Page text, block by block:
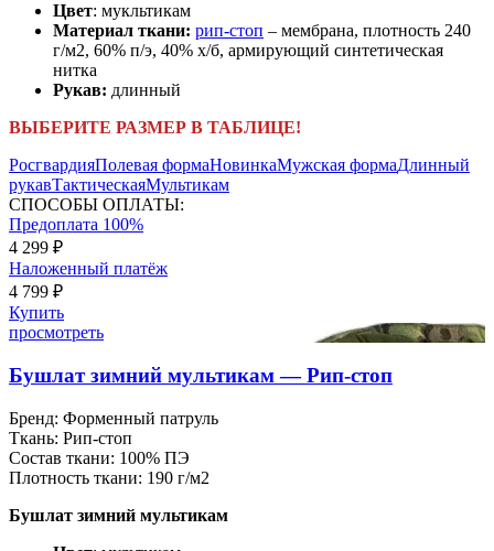
Цвет: мукльтикам
Материал ткани: рип-стоп – мембрана, плотность 240
г/м2, 60% п/э, 40% х/б, армирующий синтетическая
нитка
Рукав: длинный
ВЫБЕРИТЕ РАЗМЕР В ТАБЛИЦЕ!
РосгвардияПолевая формаНовинкаМужская формаДлинный
рукавТактическаяМультикам
СПОСОБЫ ОПЛАТЫ:
Предоплата 100%
4 299 ₽
Наложенный платёж
4 799 ₽
Купить
просмотреть
Бушлат зимний мультикам — Рип-стоп
Бренд: Форменный патруль
Ткань: Рип-стоп
Состав ткани: 100% ПЭ
Плотность ткани: 190 г/м2
Бушлат зимний мультикам